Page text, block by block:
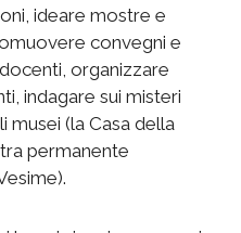
ideare mostre e
convegni e
organizzare
indagare sui misteri
musei (la Casa della
permanente